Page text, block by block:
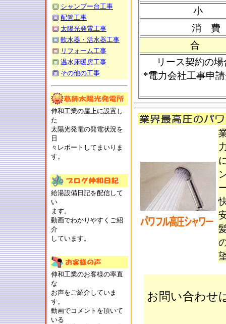
シャンプー台工事
配管工事
太陽光発電工事
軟水器・活水器工事
リフォーム工事
温水床暖房工事
その他の工事
伸和工業の屋上に設置し
た
太陽光発電の発電状況を
日
々レポートしてまいりま
す。
給湯設備日記を配信して
い
ます。
動画でわかりやすくご紹
介
しています。
伸和工業のお客様の率直
な
お声をご紹介していま
す。
動画でコメントを頂いて
いる
小
消 費
合
リース契約の
*電力会社工事申
お問い合わせ